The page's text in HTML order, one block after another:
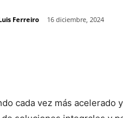
Ferreiro 16 diciembre, 2024
cada vez más acelerado